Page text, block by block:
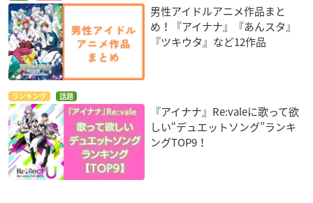
男性アイドルアニメ作品まと
め！『アイナナ』『あんスタ』
『ツキウタ』など12作品
ランキング 話題
『アイナナ』Re:valeに歌って欲
しい“デュエットソング”ランキ
ングTOP9！